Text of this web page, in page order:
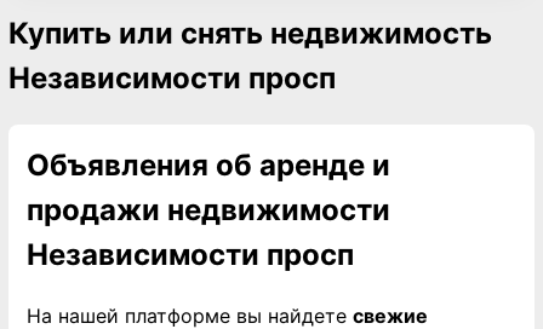
Купить или снять недвижимость
Независимости просп
Объявления об аренде и
продажи недвижимости
Независимости просп
На нашей платформе вы найдете свежие